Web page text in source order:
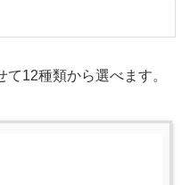
12種類から選べます。